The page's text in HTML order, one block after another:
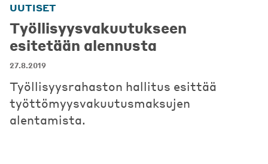
UUTISET
Työllisyysvakuutukseen
esitetään alennusta
27.8.2019
Työllisyysrahaston hallitus esittää
työttömyysvakuutusmaksujen
alentamista.